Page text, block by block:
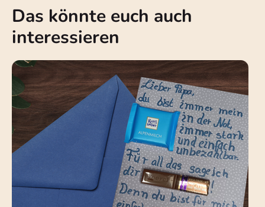
Das könnte euch auch
interessieren